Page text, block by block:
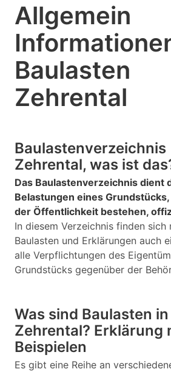
Allgemein
Baulasten
Zehrental
Baulastenverzeichnis
Zehrental, was ist
Das Baulastenverzeichnis dient
Belastungen eines
der Öffentlichkeit bestehen,
In diesem Verzeichnis finden sich
Baulasten und Erklärungen auch
alle Verpflichtungen des
Grundstücks gegenüber der
Was sind Baulasten in
Zehrental? Erklärung
Beispielen
Es gibt eine Reihe an